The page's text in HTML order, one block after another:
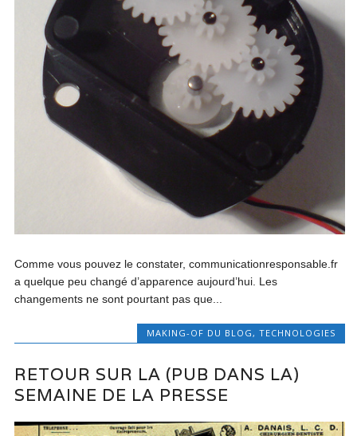
Comme vous pouvez le constater, communicationresponsable.fr
a quelque peu changé d’apparence aujourd’hui. Les
changements ne sont pourtant pas que...
MAKING-OF DU BLOG , TECHNOLOGIES
RETOUR SUR LA (PUB DANS LA)
SEMAINE DE LA PRESSE